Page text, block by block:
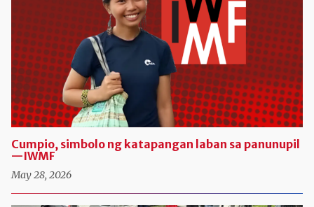
Cumpio, simbolo ng katapangan laban sa panunupil
—IWMF
May 28, 2026